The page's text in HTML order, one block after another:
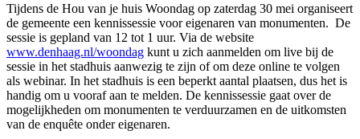
Tijdens de Hou van je huis Woondag op zaterdag 30 mei organiseert
de gemeente een kennissessie voor eigenaren van monumenten. De
sessie is gepland van 12 tot 1 uur. Via de website
www.denhaag.nl/woondag kunt u zich aanmelden om live bij de
sessie in het stadhuis aanwezig te zijn of om deze online te volgen
als webinar. In het stadhuis is een beperkt aantal plaatsen, dus het is
handig om u vooraf aan te melden. De kennissessie gaat over de
mogelijkheden om monumenten te verduurzamen en de uitkomsten
van de enquête onder eigenaren.